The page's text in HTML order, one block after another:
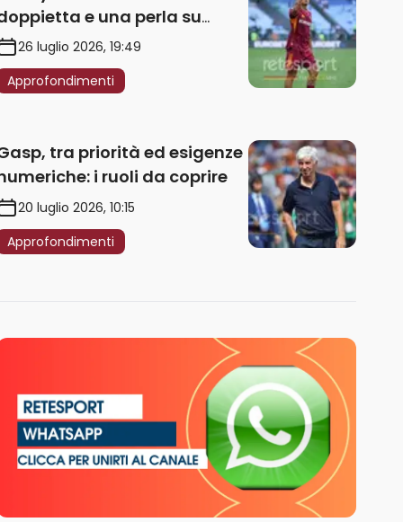
e una perla su
– VIDEO
26 luglio 2026, 19:49
Approfondimenti
tra priorità ed esigenze
i ruoli da coprire
20 luglio 2026, 10:15
Approfondimenti